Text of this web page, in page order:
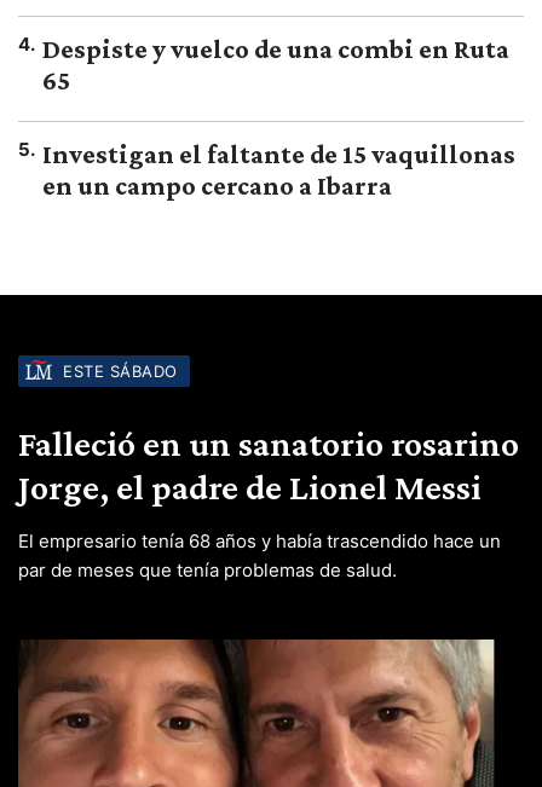
4. Despiste y vuelco de una combi en Ruta
65
5. Investigan el faltante de 15 vaquillonas
en un campo cercano a Ibarra
ESTE SÁBADO
Falleció en un sanatorio rosarino
Jorge, el padre de Lionel Messi
El empresario tenía 68 años y había trascendido hace un
par de meses que tenía problemas de salud.